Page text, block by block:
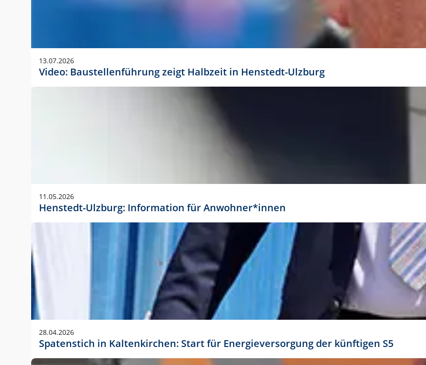
13.07.2026
Video: Baustellenführung zeigt Halbzeit in Henstedt-Ulzburg
11.05.2026
Henstedt-Ulzburg: Information für Anwohner*innen
28.04.2026
Spatenstich in Kaltenkirchen: Start für Energieversorgung der künftigen S5